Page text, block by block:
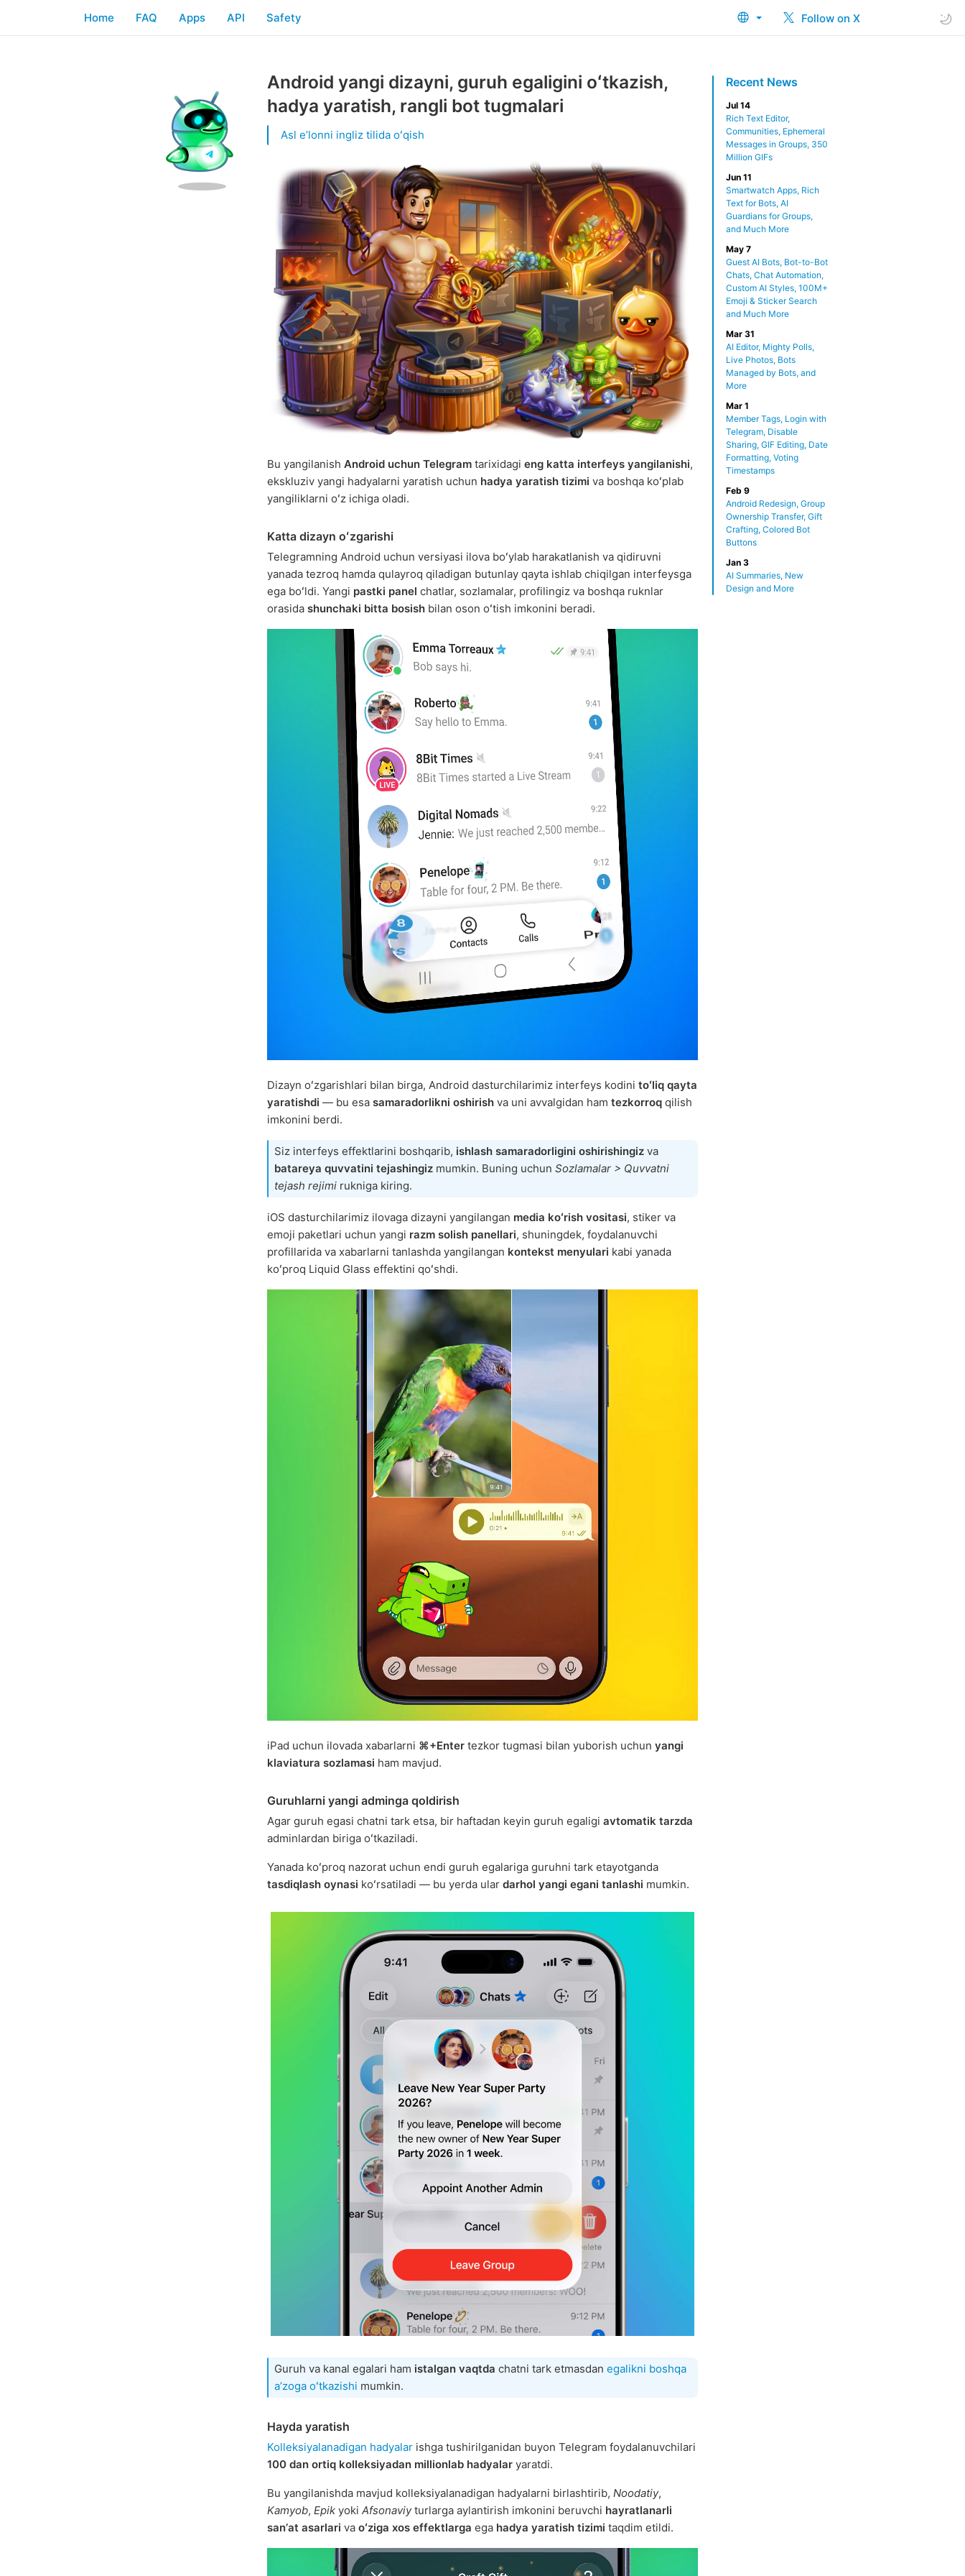
Follow on X
Home FAQ Apps API Safety
Recent News
Jul 14
Rich Text Editor,
Communities, Ephemeral
Messages in Groups, 350
Million GIFs
Jun 11
Smartwatch Apps, Rich
Text for Bots, AI
Guardians for Groups,
and Much More
May 7
Guest AI Bots, Bot-to-Bot
Chats, Chat Automation,
Custom AI Styles, 100M+
Emoji & Sticker Search
and Much More
Mar 31
AI Editor, Mighty Polls,
Live Photos, Bots
Managed by Bots, and
More
Mar 1
Member Tags, Login with
Telegram, Disable
Sharing, GIF Editing, Date
Formatting, Voting
Timestamps
Feb 9
Android Redesign, Group
Ownership Transfer, Gift
Crafting, Colored Bot
Buttons
Jan 3
AI Summaries, New
Design and More
Android yangi dizayni, guruh egaligini oʻtkazish,
hadya yaratish, rangli bot tugmalari
Asl eʼlonni ingliz tilida oʻqish
Bu yangilanish Android uchun Telegram tarixidagi eng katta interfeys yangilanishi,
ekskluziv yangi hadyalarni yaratish uchun hadya yaratish tizimi va boshqa koʻplab
yangiliklarni oʻz ichiga oladi.
Katta dizayn oʻzgarishi
Telegramning Android uchun versiyasi ilova boʻylab harakatlanish va qidiruvni
yanada tezroq hamda qulayroq qiladigan butunlay qayta ishlab chiqilgan interfeysga
ega boʻldi. Yangi pastki panel chatlar, sozlamalar, profilingiz va boshqa ruknlar
orasida shunchaki bitta bosish bilan oson oʻtish imkonini beradi.
Dizayn oʻzgarishlari bilan birga, Android dasturchilarimiz interfeys kodini toʻliq qayta
yaratishdi — bu esa samaradorlikni oshirish va uni avvalgidan ham tezkorroq qilish
imkonini berdi.
Siz interfeys effektlarini boshqarib, ishlash samaradorligini oshirishingiz va
batareya quvvatini tejashingiz mumkin. Buning uchun Sozlamalar > Quvvatni
tejash rejimi rukniga kiring.
iOS dasturchilarimiz ilovaga dizayni yangilangan media koʻrish vositasi, stiker va
emoji paketlari uchun yangi razm solish panellari, shuningdek, foydalanuvchi
profillarida va xabarlarni tanlashda yangilangan kontekst menyulari kabi yanada
koʻproq Liquid Glass effektini qoʻshdi.
iPad uchun ilovada xabarlarni ⌘+Enter tezkor tugmasi bilan yuborish uchun yangi
klaviatura sozlamasi ham mavjud.
Guruhlarni yangi adminga qoldirish
Agar guruh egasi chatni tark etsa, bir haftadan keyin guruh egaligi avtomatik tarzda
adminlardan biriga oʻtkaziladi.
Yanada koʻproq nazorat uchun endi guruh egalariga guruhni tark etayotganda
tasdiqlash oynasi koʻrsatiladi — bu yerda ular darhol yangi egani tanlashi mumkin.
Guruh va kanal egalari ham istalgan vaqtda chatni tark etmasdan egalikni boshqa
aʼzoga oʻtkazishi mumkin.
Hayda yaratish
Kolleksiyalanadigan hadyalar ishga tushirilganidan buyon Telegram foydalanuvchilari
100 dan ortiq kolleksiyadan millionlab hadyalar yaratdi.
Bu yangilanishda mavjud kolleksiyalanadigan hadyalarni birlashtirib, Noodatiy,
Kamyob, Epik yoki Afsonaviyturlarga aylantirish imkonini beruvchi hayratlanarli
sanʼat asarlari va oʻziga xos effektlarga ega hadya yaratish tizimi taqdim etildi.